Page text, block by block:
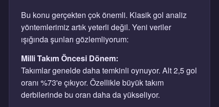
Bu konu gerçekten çok önemli. Klasik gol analiz
yöntemlerimiz artık yeterli değil. Yeni veriler
ışığında şunları gözlemliyorum:
Milli Takım Öncesi Dönem:
Takımlar genelde daha temkinli oynuyor. Alt 2,5 gol
oranı %73'e çıkıyor. Özellikle büyük takım
derbilerinde bu oran daha da yükseliyor.